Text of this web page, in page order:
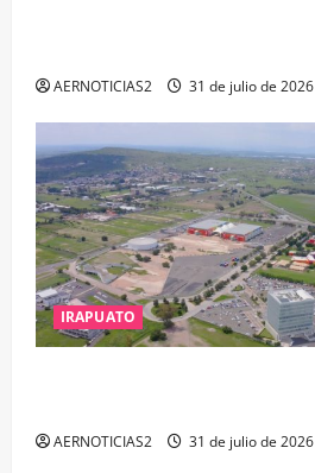
AERNOTICIAS2 31 de julio de 2026
IRAPUATO
AERNOTICIAS2 31 de julio de 2026